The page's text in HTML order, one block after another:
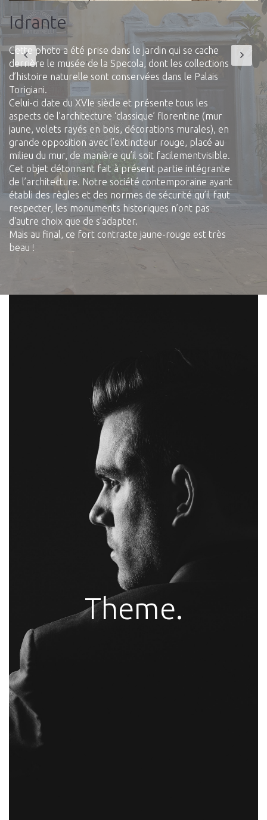
Idrante
Cette photo a été prise dans le jardin qui se cache
derrière le musée de la Specola, dont les collections
d’histoire naturelle sont conservées dans le Palais
Torigiani.
Celui-ci date du XVIe siècle et présente tous les
aspects de l’architecture ‘classique’ florentine (mur
jaune, volets rayés en bois, décorations murales), en
grande opposition avec l’extincteur rouge, placé au
milieu du mur, de manière qu’il soit facilementvisible.
Cet objet détonnant fait à présent partie intégrante
de l’architecture. Notre société contemporaine ayant
établi des règles et des normes de sécurité qu’il faut
respecter, les monuments historiques n’ont pas
d'autre choix que de s’adapter.
Mais au final, ce fort contraste jaune-rouge est très
beau !
Theme.